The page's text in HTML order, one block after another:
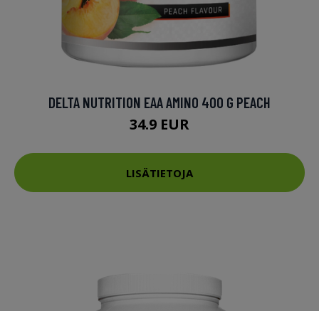
DELTA NUTRITION EAA AMINO 400 G PEACH
34.9 EUR
LISÄTIETOJA